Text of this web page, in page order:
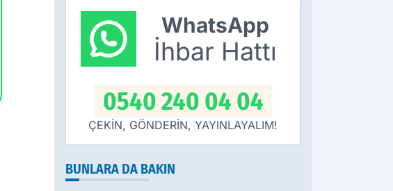
yangın! alevler
geceyi aydınlattı
verdi
WhatsApp
İhbar Hattı
0540 240 04 04
ÇEKİN, GÖNDERİN, YAYINLAYALIM!
BUNLARA DA BAKIN